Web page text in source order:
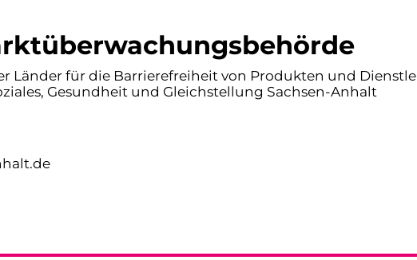
Länder für die Barrierefreiheit von Produkten und
Gesundheit und Gleichstellung Sachsen-Anhalt